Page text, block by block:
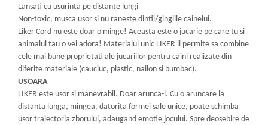
Lansati cu usurinta pe distante lungi
Non-toxic, musca usor si nu raneste dintii/gingiile cainelui.
Liker Cord nu este doar o minge! Aceasta este o jucarie pe care tu si
animalul tau o vei adora! Materialul unic LIKER ii permite sa combine
cele mai bune proprietati ale jucariilor pentru caini realizate din
diferite materiale (cauciuc, plastic, nailon si bumbac).
USOARA
LIKER este usor si manevrabil. Doar arunca-l. Cu o aruncare la
distanta lunga, mingea, datorita formei sale unice, poate schimba
usor traiectoria zborului, adaugand emotie jocului. Spre deosebire de